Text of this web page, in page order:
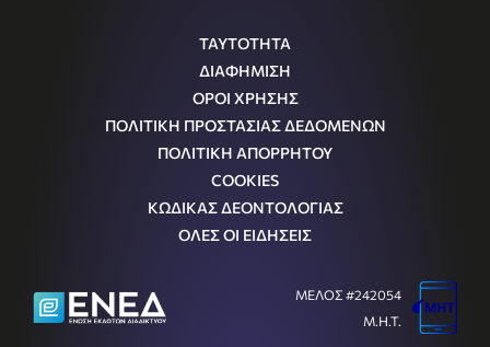
ΤΑΥΤΟΤΗΤΑ
ΔΙΑΦΗΜΙΣΗ
ΟΡΟΙ ΧΡΗΣΗΣ
ΠΟΛΙΤΙΚΗ ΠΡΟΣΤΑΣΙΑΣ ΔΕΔΟΜΕΝΩΝ
ΠΟΛΙΤΙΚΗ ΑΠΟΡΡΗΤΟΥ
COOKIES
ΚΩΔΙΚΑΣ ΔΕΟΝΤΟΛΟΓΙΑΣ
ΟΛΕΣ ΟΙ ΕΙΔΗΣΕΙΣ
ΜΕΛΟΣ #242054
Μ.Η.Τ.